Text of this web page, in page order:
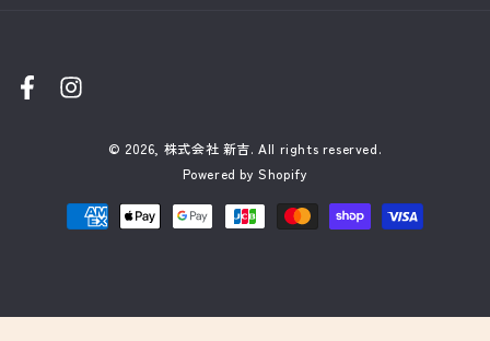
方
FacebookInstagram
© 2026, 株式会社 新吉. All rights reserved.
Powered by Shopify